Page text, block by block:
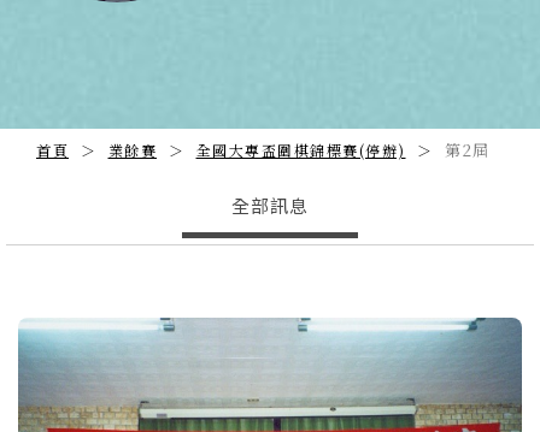
首頁 業餘賽 全國大專盃圍棋錦標賽(停辦) 第2屆
全部訊息
Previous